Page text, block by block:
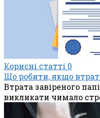
Корисні статті 0
Що робити, якщо
Втрата завіреного
викликати чимало